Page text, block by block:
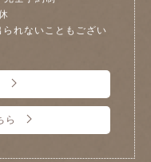
れないこともござい
ら